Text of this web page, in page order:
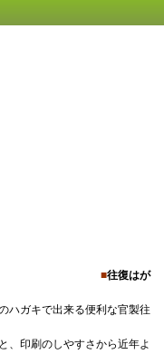
■往復はが
ハガキで出来る便利な官製往
、印刷のしやすさから近年よ